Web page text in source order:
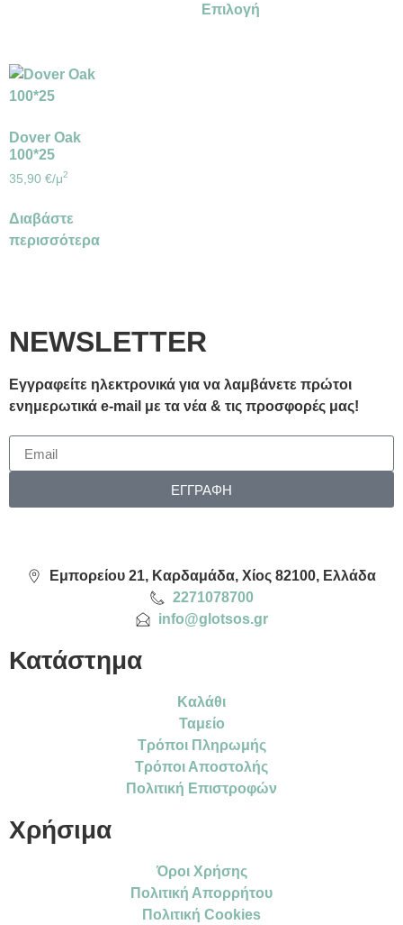
Επιλογή
Dover Oak
100*25
35,90 €/μ2
Διαβάστε
περισσότερα
NEWSLETTER
Εγγραφείτε ηλεκτρονικά για να λαμβάνετε πρώτοι
ενημερωτικά e-mail με τα νέα & τις προσφορές μας!
ΕΓΓΡΑΦΗ
Εμπορείου 21, Καρδαμάδα, Χίος 82100, Ελλάδα
2271078700
info@glotsos.gr
Κατάστημα
Καλάθι
Ταμείο
Τρόποι Πληρωμής
Τρόποι Αποστολής
Πολιτική Επιστροφών
Χρήσιμα
Όροι Χρήσης
Πολιτική Απορρήτου
Πολιτική Cookies